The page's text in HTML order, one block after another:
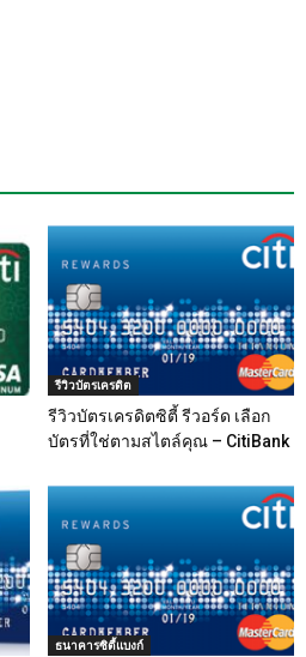
รีวิวบัตรเครดิต
รีวิวบัตรเครดิตซิตี้ รีวอร์ด เลือก
บัตรที่ใช่ตามสไตล์คุณ – CitiBank
ธนาคารซิตี้แบงก์